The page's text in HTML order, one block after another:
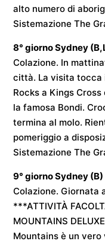
alto numero di
SistemazioneThe
8° giornoSydney
Colazione. In
città. La visita
Rocks a Kings
la famosa Bondi.
termina al molo.
pomeriggio a
SistemazioneThe
9° giornoSydney (B)
Colazione. Giornata
***ATTIVITÀ
MOUNTAINS
Mountains è un